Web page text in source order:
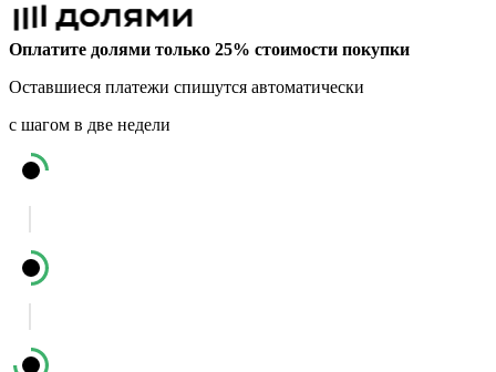
Оплатите долями только 25% стоимости покупки
Оставшиеся платежи спишутся автоматически
с шагом в две недели